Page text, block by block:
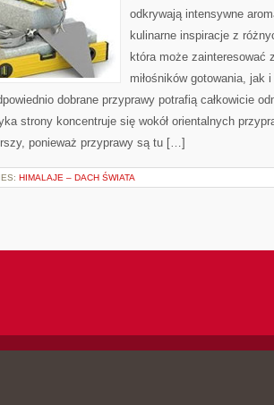
odkrywają intensywne
kulinarne inspiracje z
która może zainteresować
miłośników gotowania, jak
dobrane przyprawy potrafią całkowicie
strony koncentruje się wokół orientalnych
ponieważ przyprawy są tu […]
HIMALAJE – DACH ŚWIATA